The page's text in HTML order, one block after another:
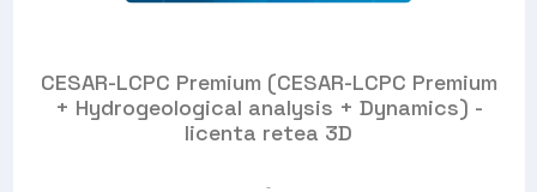
CESAR-LCPC Premium (CESAR-LCPC Premium
+ Hydrogeological analysis + Dynamics) -
licenta retea 3D